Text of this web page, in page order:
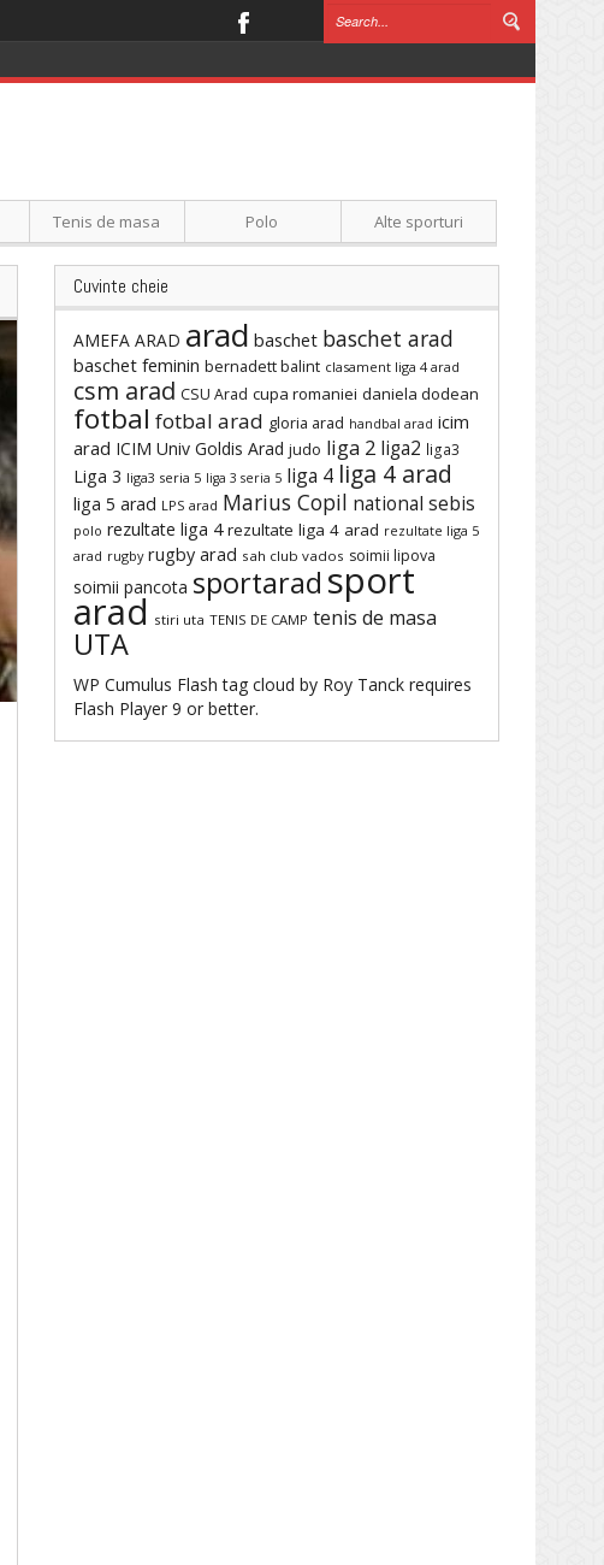
Tenis de masa Polo Alte sporturi
Cuvinte cheie
AMEFA ARAD arad baschet baschet arad
baschet feminin bernadett balint clasament liga 4 arad
csm arad CSU Arad cupa romaniei daniela dodean
fotbal fotbal arad gloria arad handbal arad icim
arad ICIM Univ Goldis Arad judo liga 2 liga2 liga3
Liga 3 liga3 seria 5 liga 3 seria 5 liga 4 liga 4 arad
liga 5 arad LPS arad Marius Copil national sebis
polo rezultate liga 4 rezultate liga 4 arad rezultate liga 5
arad rugby rugby arad sah club vados soimii lipova
soimii pancota sportarad sport
arad stiri uta TENIS DE CAMP tenis de masa
UTA
WP Cumulus Flash tag cloud by Roy Tanck requires
Flash Player 9 or better.